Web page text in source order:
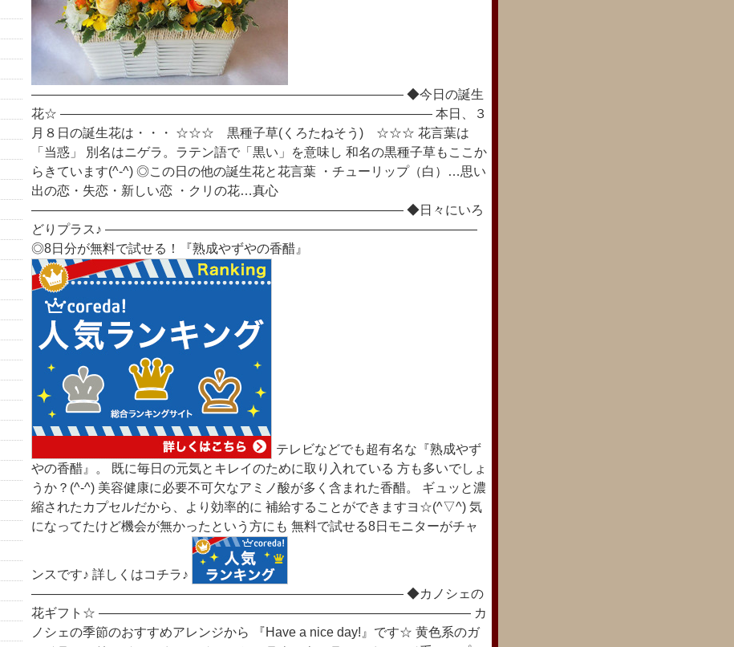
――――――――――――――――――――――――――――― ◆今日の誕生
花☆ ――――――――――――――――――――――――――――― 本日、３
月８日の誕生花は・・・ ☆☆☆ 黒種子草(くろたねそう) ☆☆☆ 花言葉は
「当惑」 別名はニゲラ。ラテン語で「黒い」を意味し 和名の黒種子草もここか
らきています(^-^) ◎この日の他の誕生花と花言葉 ・チューリップ（白）…思い
出の恋・失恋・新しい恋 ・クリの花…真心
――――――――――――――――――――――――――――― ◆日々にいろ
どりプラス♪ ―――――――――――――――――――――――――――――
◎8日分が無料で試せる！『熟成やずやの香醋』
テレビなどでも超有名な『熟成やず
やの香醋』。 既に毎日の元気とキレイのために取り入れている 方も多いでしょ
うか？(^-^) 美容健康に必要不可欠なアミノ酸が多く含まれた香醋。 ギュッと濃
縮されたカプセルだから、より効率的に 補給することができますヨ☆(^▽^) 気
になってたけど機会が無かったという方にも 無料で試せる8日モニターがチャ
ンスです♪ 詳しくはコチラ♪
――――――――――――――――――――――――――――― ◆カノシェの
花ギフト☆ ――――――――――――――――――――――――――――― カ
ノシェの季節のおすすめアレンジから 『Have a nice day!』です☆ 黄色系のガ